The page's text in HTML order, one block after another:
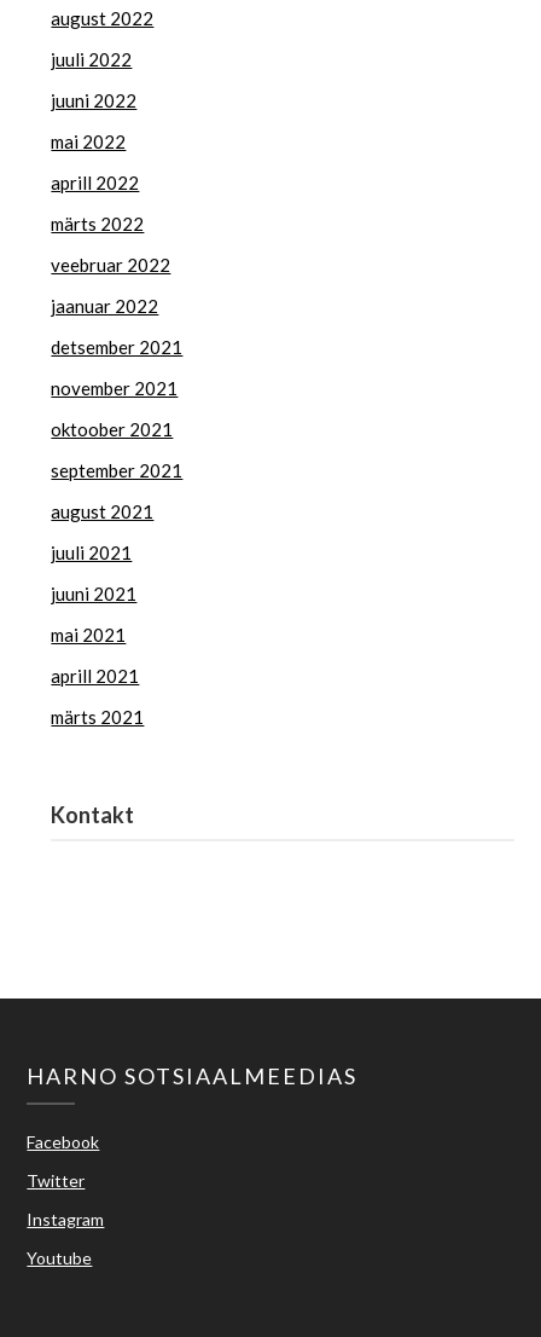
august 2022
juuli 2022
juuni 2022
mai 2022
aprill 2022
märts 2022
veebruar 2022
jaanuar 2022
detsember 2021
november 2021
oktoober 2021
september 2021
august 2021
juuli 2021
juuni 2021
mai 2021
aprill 2021
märts 2021
Kontakt
HARNO SOTSIAALMEEDIAS
Facebook
Twitter
Instagram
Youtube